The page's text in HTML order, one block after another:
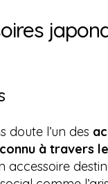
doute l’un des
à travers
accessoire